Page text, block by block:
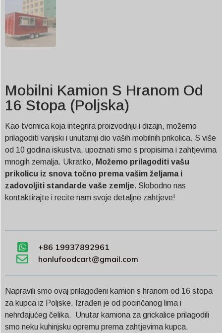
Mobilni Kamion S Hranom Od
16 Stopa (Poljska)
Kao tvornica koja integrira proizvodnju i dizajn, možemo
prilagoditi vanjski i unutarnji dio vaših mobilnih prikolica. S više
od 10 godina iskustva, upoznati smo s propisima i zahtjevima
mnogih zemalja. Ukratko, Možemo prilagoditi vašu
prikolicu iz snova točno prema vašim željama i
zadovoljiti standarde vaše zemlje. Slobodno nas
kontaktirajte i recite nam svoje detaljne zahtjeve!
+86 19937892961
honlufoodcart@gmail.com
Napravili smo ovaj prilagođeni kamion s hranom od 16 stopa
za kupca iz Poljske. Izrađen je od pocinčanog lima i
nehrđajućeg čelika. Unutar kamiona za grickalice prilagodili
smo neku kuhinjsku opremu prema zahtjevima kupca.